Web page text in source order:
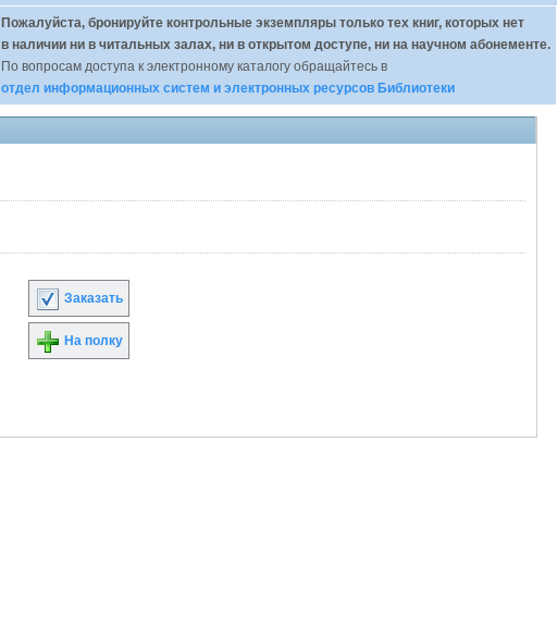
Пожалуйста, бронируйте контрольные экземпляры только тех книг, которых нет
в наличии ни в читальных залах, ни в открытом доступе, ни на научном абонементе.
По вопросам доступа к электронному каталогу обращайтесь в
отдел информационных систем и электронных ресурсов Библиотеки
Заказать
На полку